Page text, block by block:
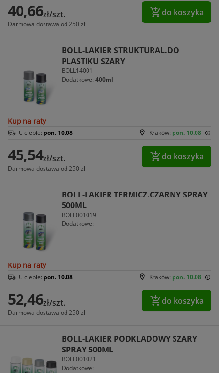
40,66zł/szt.
Darmowa dostawa od 250 zł
do koszyka
BOLL-LAKIER STRUKTURAL.DO
PLASTIKU SZARY
BOLL14001
Dodatkowe: 400ml
Kup na raty
Kraków: pon. 10.08
U ciebie: pon. 10.08
45,54zł/szt.
Darmowa dostawa od 250 zł
do koszyka
BOLL-LAKIER TERMICZ.CZARNY SPRAY
500ML
BOLL001019
Dodatkowe:
Kup na raty
Kraków: pon. 10.08
U ciebie: pon. 10.08
52,46zł/szt.
Darmowa dostawa od 250 zł
do koszyka
BOLL-LAKIER PODKLADOWY SZARY
SPRAY 500ML
BOLL001021
Dodatkowe: